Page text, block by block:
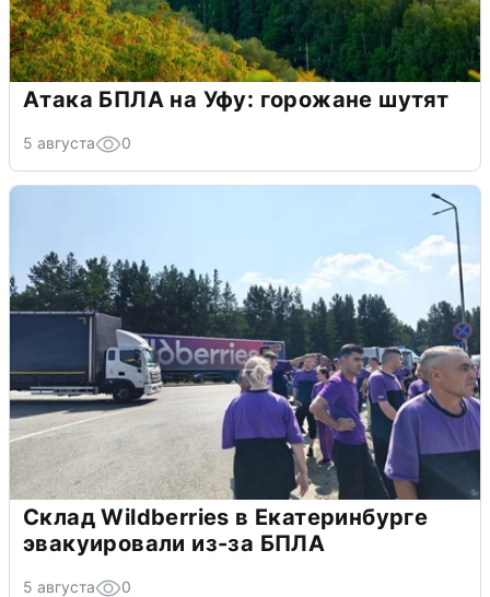
Атака БПЛА на Уфу: горожане шутят
5 августа 0
Склад Wildberries в Екатеринбурге
эвакуировали из-за БПЛА
5 августа 0